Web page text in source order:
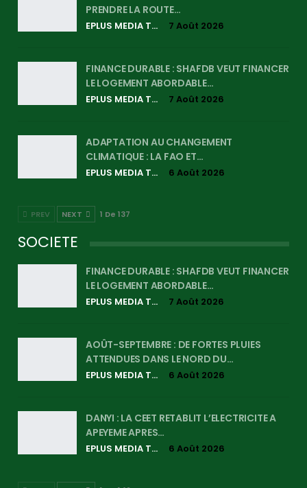
PRENDRE LA ROUTE…
EPLUS MEDIA TV 7 Août 2026
FINANCE DURABLE : SHAFDB VEUT FINANCER
LE LOGEMENT ABORDABLE…
EPLUS MEDIA TV 7 Août 2026
ADAPTATION AU CHANGEMENT
CLIMATIQUE : LA FAO ET…
EPLUS MEDIA TV 6 Août 2026
PREV NEXT 1 De 137
SOCIETE
FINANCE DURABLE : SHAFDB VEUT FINANCER
LE LOGEMENT ABORDABLE…
EPLUS MEDIA TV 7 Août 2026
AOÛT-SEPTEMBRE : DE FORTES PLUIES
ATTENDUES DANS LE NORD DU…
EPLUS MEDIA TV 6 Août 2026
DANYI : LA CEET RETABLIT L’ELECTRICITE A
APEYEME APRES…
EPLUS MEDIA TV 6 Août 2026